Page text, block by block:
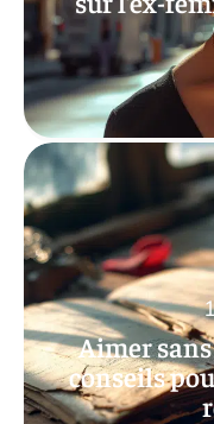
Aimer
conseils